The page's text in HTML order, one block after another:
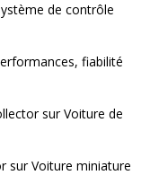
de contrôle
fiabilité
surVoiture de
surVoiture miniature